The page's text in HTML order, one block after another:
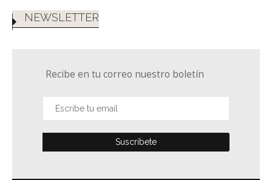
NEWSLETTER
Recibe en tu correo nuestro boletín